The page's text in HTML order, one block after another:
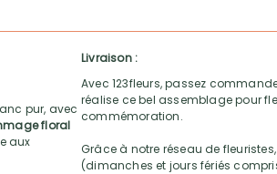
pur, avec
floral
aux
Livraison :
Avec 123fleurs, passez
réalise ce bel assemblage pour
commémoration.
Grâce à notre réseau de
(dimanches et jours fériés